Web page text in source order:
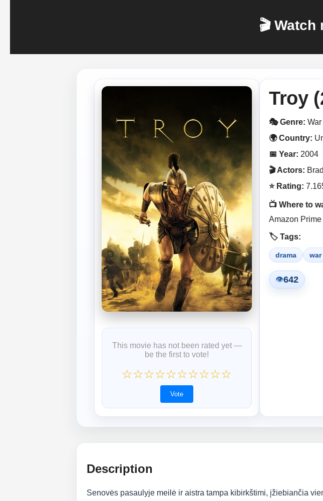
🎬
This movie has not been rated yet —
be the first to vote!
☆☆☆☆☆☆☆☆☆☆
Vote
Troy
🎭 Genre: War
🌍 Country:
📅 Year: 2004
🎬 Actors:
⭐ Rating:
📺 Where to
Amazon Prime
🏷️ Tags:
drama
👁642
Description
Senovės pasaulyje meilė ir aistra tampa kibirkštimi, įžiebiančia